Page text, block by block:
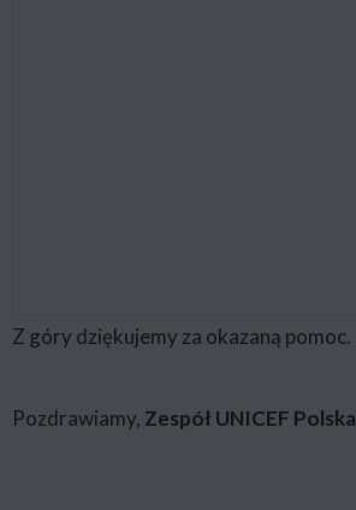
Z góry dziękujemy za okazaną pomoc.
Pozdrawiamy, Zespół UNICEF Polska